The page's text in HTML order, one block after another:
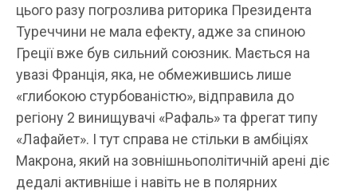
цього разу погрозлива риторика Президента
Туреччини не мала ефекту, адже за спиною
Греції вже був сильний союзник. Мається на
увазі Франція, яка, не обмежившись лише
«глибокою стурбованістю», відправила до
регіону 2 винищувачі «Рафаль» та фрегат типу
«Лафайет». І тут справа не стільки в амбіціях
Макрона, який на зовнішньополітичній арені діє
дедалі активніше і навіть не в полярних